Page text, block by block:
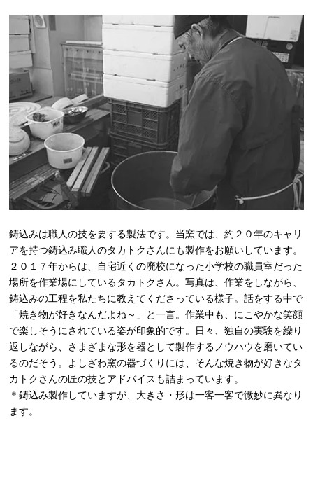
鋳込みは職人の技を要する製法です。当窯では、約２０年のキャリ
アを持つ鋳込み職人のタカトクさんにも製作をお願いしています。
２０１７年からは、自宅近くの廃校になった小学校の職員室だった
場所を作業場にしているタカトクさん。写真は、作業をしながら、
鋳込みの工程を私たちに教えてくださっている様子。話をする中で
「焼き物が好きなんだよね～」と一言。作業中も、にこやかな笑顔
で楽しそうにされている姿が印象的です。日々、独自の実験を繰り
返しながら、さまざまな形を器として製作するノウハウを磨いてい
るのだそう。よしざわ窯の器づくりには、そんな焼き物が好きなタ
カトクさんの匠の技とアドバイスも詰まっています。
＊鋳込み製作していますが、大きさ・形は一客一客で微妙に異なり
ます。